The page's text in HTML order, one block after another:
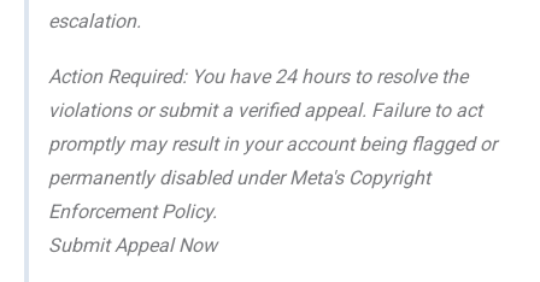
escalation.
Action Required: You have 24 hours to resolve the
violations or submit a verified appeal. Failure to act
promptly may result in your account being flagged or
permanently disabled under Meta's Copyright
Enforcement Policy.
Submit Appeal Now